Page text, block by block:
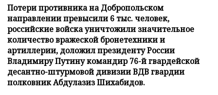
Потери противника на Добропольском
направлении превысили 6 тыс. человек,
российские войска уничтожили значительное
количество вражеской бронетехники и
артиллерии, доложил президенту России
Владимиру Путину командир 76-й гвардейской
десантно-штурмовой дивизии ВДВ гвардии
полковник Абдулазиз Шихабидов.